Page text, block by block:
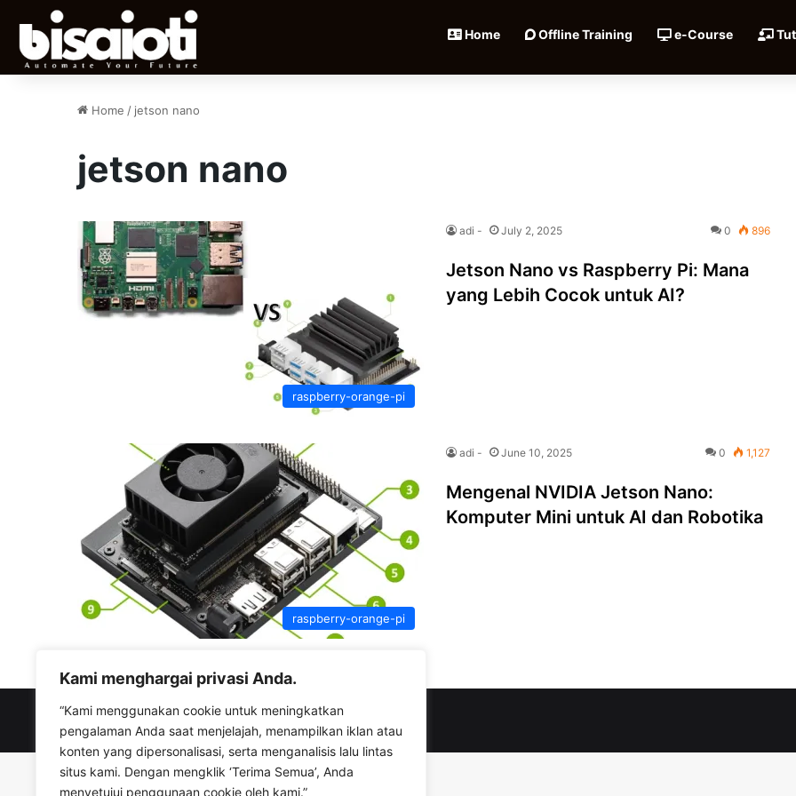
Kami menghargai privasi Anda.
“Kami menggunakan cookie untuk meningkatkan
pengalaman Anda saat menjelajah, menampilkan iklan atau
konten yang dipersonalisasi, serta menganalisis lalu lintas
situs kami. Dengan mengklik ‘Terima Semua’, Anda
menyetujui penggunaan cookie oleh kami.”
Home Offline Training e-Course
Home / jetson nano
jetson nano
raspberry-orange-pi
adi - July 2, 2025 0 896
Jetson Nano vs Raspberry Pi: Mana
yang Lebih Cocok untuk AI?
raspberry-orange-pi
adi - June 10, 2025 0 1,127
Mengenal NVIDIA Jetson Nano:
Komputer Mini untuk AI dan Robotika
© Copyright 2026, All Rights Reserved | bisaioti.com